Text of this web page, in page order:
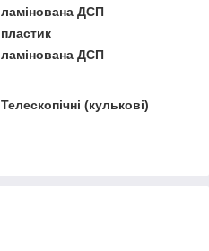
ламінована ДСП
пластик
ламінована ДСП
Телескопічні (кулькові)